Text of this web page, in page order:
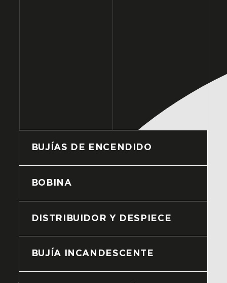
BUJÍAS DE ENCENDIDO
BOBINA
DISTRIBUIDOR Y DESPIECE
BUJÍA INCANDESCENTE